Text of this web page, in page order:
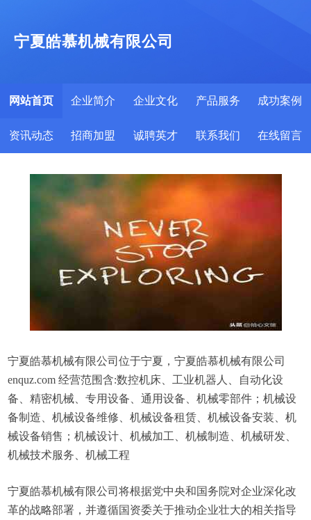
宁夏皓慕机械有限公司
网站首页 企业简介 企业文化 产品服务 成功案例
资讯动态 招商加盟 诚聘英才 联系我们 在线留言
宁夏皓慕机械有限公司位于宁夏，宁夏皓慕机械有限公司
enquz.com 经营范围含:数控机床、工业机器人、自动化设
备、精密机械、专用设备、通用设备、机械零部件；机械设
备制造、机械设备维修、机械设备租赁、机械设备安装、机
械设备销售；机械设计、机械加工、机械制造、机械研发、
机械技术服务、机械工程
宁夏皓慕机械有限公司将根据党中央和国务院对企业深化改
革的战略部署，并遵循国资委关于推动企业壮大的相关指导